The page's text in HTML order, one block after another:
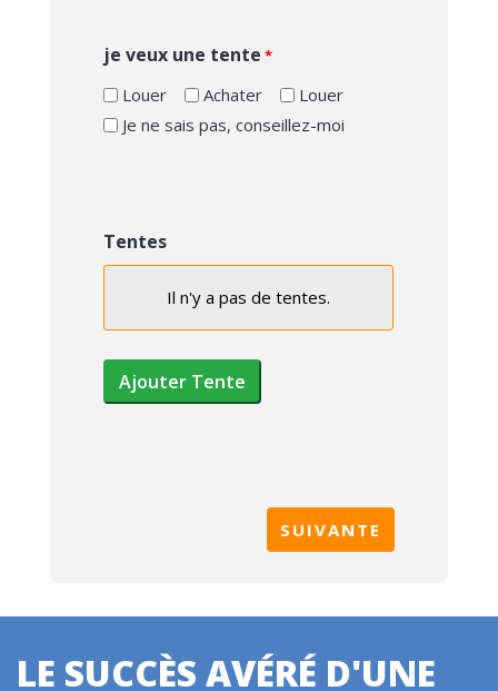
je veux une tente *
Louer Achater
Louer
Je ne sais pas, conseillez-moi
Tentes
de
tente
Actions
Il n'y a pas de tentes.
Ajouter Tente
LE SUCCÈS AVÉRÉ D'UNE